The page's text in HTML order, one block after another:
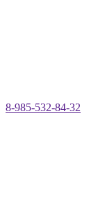
8-985-532-84-32